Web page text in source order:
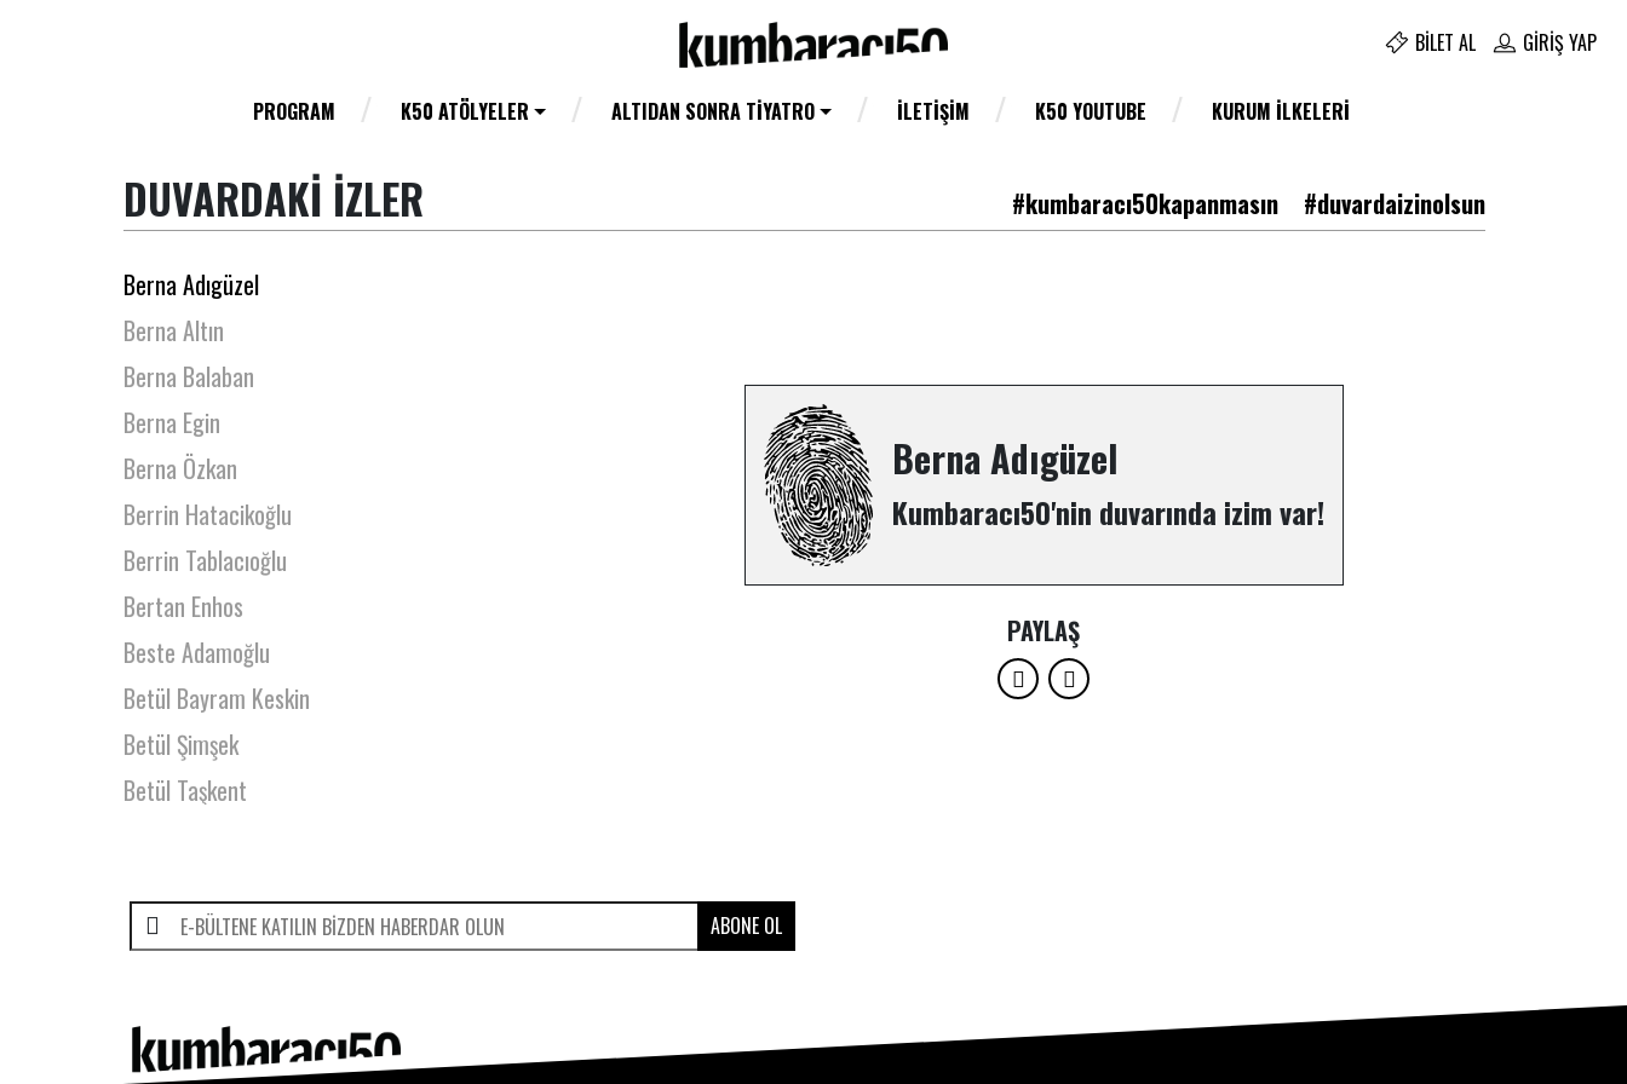
BILET AL GIRIŞ YAP
PROGRAM K50 ATÖLYELER ALTIDAN SONRA TIYATRO İLETIŞIM K50 YOUTUBE KURUM İLKELERI
DUVARDAKİ İZLER #kumbaracı50kapanmasın #duvardaizinolsun
Berivan Ersönmez
Berkay Ateş
Berkay Bozkurt
Berna Adıgüzel
Berna Altın
Berna Balaban
Berna Egin
Berna Özkan
Berrin Hatacikoğlu
Berrin Tablacıoğlu
Bertan Enhos
Beste Adamoğlu
Betül Bayram Keskin
Betül Şimşek
Betül Taşkent
Bilge Ceydilek
Bilgen Tamakan
Binnaz Akgül
Berna Adıgüzel
Kumbaracı50'nin duvarında izim var!
PAYLAŞ
ABONE OL